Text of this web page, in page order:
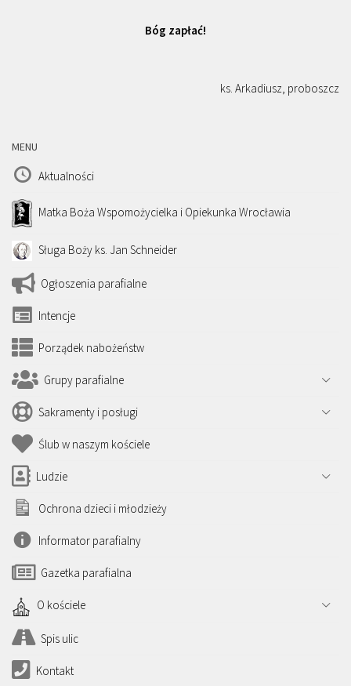
Bóg zapłać!
ks. Arkadiusz, proboszcz
MENU
Aktualności
Matka Boża Wspomożycielka i Opiekunka Wrocławia
Sługa Boży ks. Jan Schneider
Ogłoszenia parafialne
Intencje
Porządek nabożeństw
Grupy parafialne
Sakramenty i posługi
Ślub w naszym kościele
Ludzie
Ochrona dzieci i młodzieży
Informator parafialny
Gazetka parafialna
O kościele
Spis ulic
Kontakt